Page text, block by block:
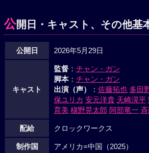
公開日・キャスト、その他基
公開日 2026年5月29日
キャスト
監督：チャン・ガン
脚本：チャン・ガン
出演（声）
：佐藤拓也 多田
保ユリカ 安元洋貴 天崎滉平
育美 槇野晃太郎 阿部竜一
配給 クロックワークス
制作国 アメリカ=中国（2025）